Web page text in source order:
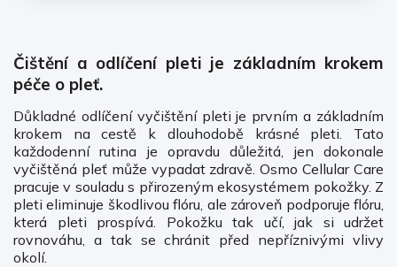
Čištění a odlíčení pleti je základním krokem
péče o pleť.
Důkladné odlíčení vyčištění pleti je prvním a základním
krokem na cestě k dlouhodobě krásné pleti. Tato
každodenní rutina je opravdu důležitá, jen dokonale
vyčištěná pleť může vypadat zdravě. Osmo Cellular Care
pracuje v souladu s přirozeným ekosystémem pokožky. Z
pleti eliminuje škodlivou flóru, ale zároveň podporuje flóru,
která pleti prospívá. Pokožku tak učí, jak si udržet
rovnováhu, a tak se chránit před nepříznivými vlivy
okolí.